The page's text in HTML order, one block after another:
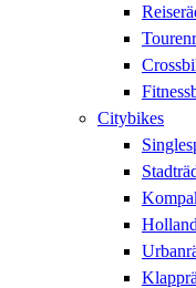
Citybikes